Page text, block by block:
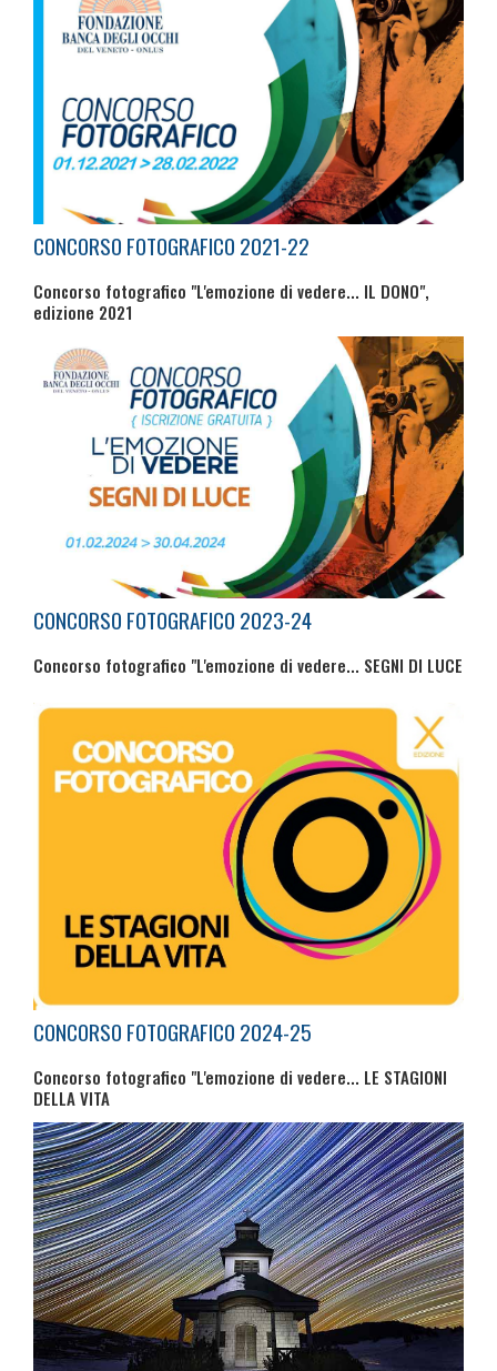
CONCORSO FOTOGRAFICO 2021-22
Concorso fotografico "L'emozione di vedere... IL DONO",
edizione 2021
CONCORSO FOTOGRAFICO 2023-24
Concorso fotografico "L'emozione di vedere... SEGNI DI LUCE
CONCORSO FOTOGRAFICO 2024-25
Concorso fotografico "L'emozione di vedere... LE STAGIONI
DELLA VITA